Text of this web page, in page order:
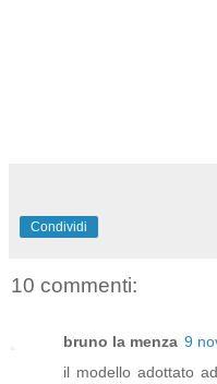
Condividi
10 commenti:
bruno la menza 9
il modello adottato